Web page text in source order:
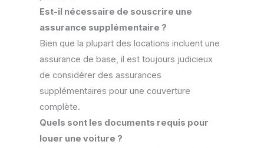
Est-il nécessaire de souscrire une
assurance supplémentaire ?
Bien que la plupart des locations incluent une
assurance de base, il est toujours judicieux
de considérer des assurances
supplémentaires pour une couverture
complète.
Quels sont les documents requis pour
louer une voiture ?